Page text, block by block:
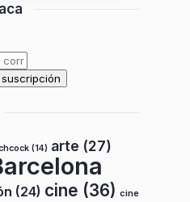
(14) arte (27)
(24) cine (36) cine